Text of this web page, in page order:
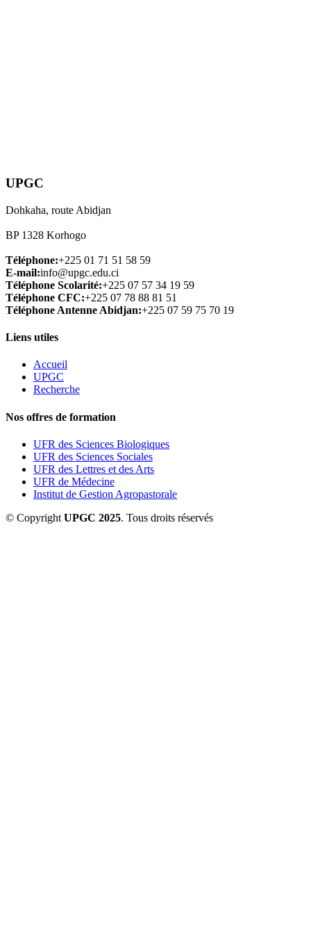
UPGC
Dohkaha, route Abidjan
BP 1328 Korhogo
Téléphone:+225 01 71 51 58 59
E-mail:info@upgc.edu.ci
Téléphone Scolarité:+225 07 57 34 19 59
Téléphone CFC:+225 07 78 88 81 51
Téléphone Antenne Abidjan:+225 07 59 75 70 19
Liens utiles
Accueil
UPGC
Recherche
Nos offres de formation
UFR des Sciences Biologiques
UFR des Sciences Sociales
UFR des Lettres et des Arts
UFR de Médecine
Institut de Gestion Agropastorale
© Copyright UPGC 2025. Tous droits réservés